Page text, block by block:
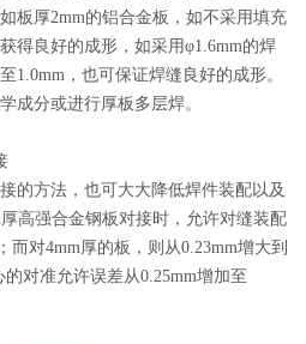
板厚2mm的铝合金板，如不采用填充
得良好的成形，如采用φ1.6mm的焊
1.0mm，也可保证焊缝良好的成形。
成分或进行厚板多层焊。
方法，也可大大降低焊件装配以及
高强合金钢板对接时，允许对缝装配
而对4mm厚的板，则从0.23mm增大到
对准允许误差从0.25mm增加至